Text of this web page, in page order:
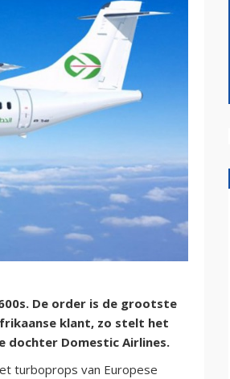
De order is de grootste
klant, zo stelt het
dochter Domestic Airlines.
turboprops van Europese